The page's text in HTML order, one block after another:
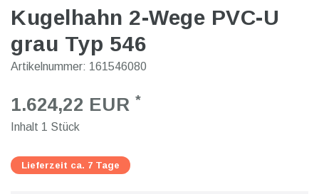
Kugelhahn 2-Wege PVC-U
grau Typ 546
Artikelnummer: 161546080
1.624,22 EUR *
Inhalt 1 Stück
Lieferzeit ca. 7 Tage